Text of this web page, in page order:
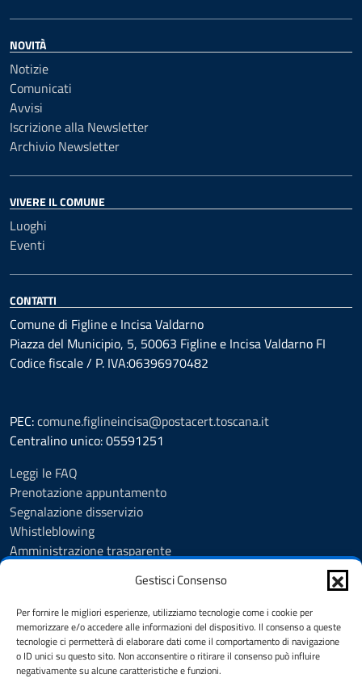
Gestisci Consenso
Per fornire le migliori esperienze, utilizziamo tecnologie come i cookie per
memorizzare e/o accedere alle informazioni del dispositivo. Il consenso a queste
tecnologie ci permetterà di elaborare dati come il comportamento di navigazione
o ID unici su questo sito. Non acconsentire o ritirare il consenso può influire
negativamente su alcune caratteristiche e funzioni.
NOVITÀ
Notizie
Comunicati
Avvisi
Iscrizione alla Newsletter
Archivio Newsletter
VIVERE IL COMUNE
Luoghi
Eventi
CONTATTI
Comune di Figline e Incisa Valdarno
Piazza del Municipio, 5, 50063 Figline e Incisa Valdarno FI
Codice fiscale / P. IVA:06396970482
PEC:comune.figlineincisa@postacert.toscana.it
Centralino unico: 05591251
Leggi le FAQ
Prenotazione appuntamento
Segnalazione disservizio
Whistleblowing
Amministrazione trasparente
Albo Pretorio
Cookie Policy
Informativa privacy
Dichiarazione di accessibilità